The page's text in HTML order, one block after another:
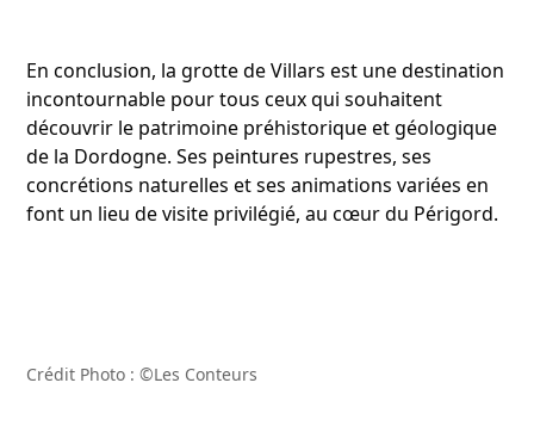
En conclusion, la grotte de Villars est une destination
incontournable pour tous ceux qui souhaitent
découvrir le patrimoine préhistorique et géologique
de la Dordogne. Ses peintures rupestres, ses
concrétions naturelles et ses animations variées en
font un lieu de visite privilégié, au cœur du Périgord.
Crédit Photo :©Les Conteurs